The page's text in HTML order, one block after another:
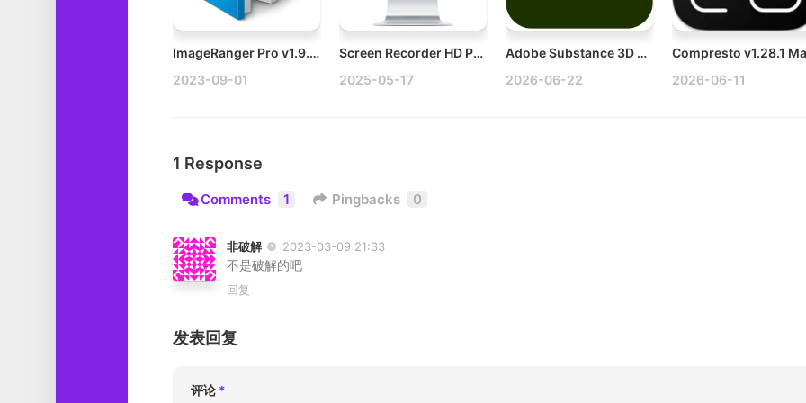
ImageRanger Pro v1.9.4.1875 Mac图片管理软件破解版
2023-09-01
Screen Recorder HD Pro v3.1.6 Mac屏幕截图和录像工具
2025-05-17
Adobe Substance 3D Painter v12.0.3 Mac破解版下载
2026-06-22
2026-06-11
1 Response
Comments 1 Pingbacks 0
非破解 2023-03-09 21:33
不是破解的吧
回复
发表回复
评论 *